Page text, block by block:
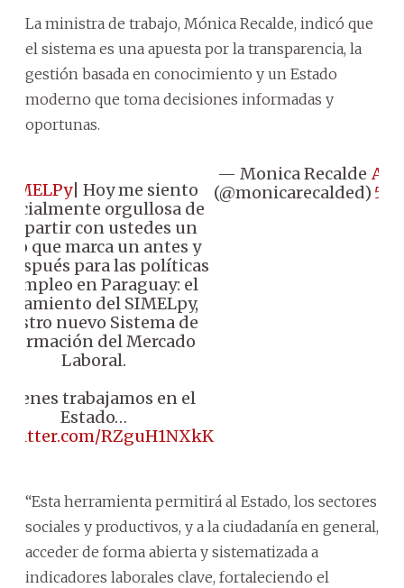
La ministra de trabajo, Mónica Recalde, indicó que
el sistema es una apuesta por la transparencia, la
gestión basada en conocimiento y un Estado
moderno que toma decisiones informadas y
oportunas.
| Hoy me siento
orgullosa de
con ustedes un
que marca un antes y
para las políticas
empleo en Paraguay: el
del SIMELpy,
nuevo Sistema de
del Mercado
Laboral.
trabajamos en el
Estado…
RZguH1NXkK
— Monica Recalde
(@monicarecalded) 5,
“Esta herramienta permitirá al Estado, los sectores
sociales y productivos, y a la ciudadanía en general,
acceder de forma abierta y sistematizada a
indicadores laborales clave, fortaleciendo el